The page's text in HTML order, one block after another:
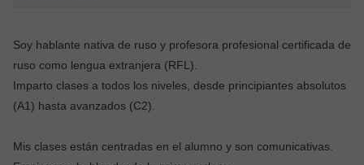
Soy hablante nativa de ruso y profesora profesional certificada de
ruso como lengua extranjera (RFL).
Imparto clases a todos los niveles, desde principiantes absolutos
(A1) hasta avanzados (C2).
Mis clases están centradas en el alumno y son comunicativas.